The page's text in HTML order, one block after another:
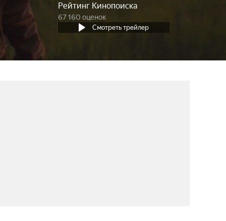
Рейтинг Кинопоиска
67 160 оценок
Смотреть трейлер